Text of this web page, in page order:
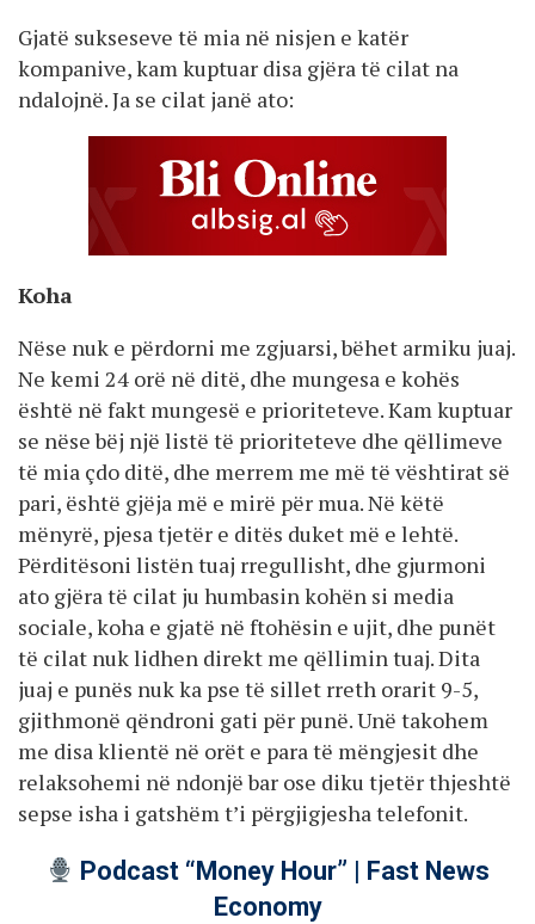
Gjatë sukseseve të mia në nisjen e katër
kompanive, kam kuptuar disa gjëra të cilat na
ndalojnë. Ja se cilat janë ato:
Koha
Nëse nuk e përdorni me zgjuarsi, bëhet armiku juaj.
Ne kemi 24 orë në ditë, dhe mungesa e kohës
është në fakt mungesë e prioriteteve. Kam kuptuar
se nëse bëj një listë të prioriteteve dhe qëllimeve
të mia çdo ditë, dhe merrem me më të vështirat së
pari, është gjëja më e mirë për mua. Në këtë
mënyrë, pjesa tjetër e ditës duket më e lehtë.
Përditësoni listën tuaj rregullisht, dhe gjurmoni
ato gjëra të cilat ju humbasin kohën si media
sociale, koha e gjatë në ftohësin e ujit, dhe punët
të cilat nuk lidhen direkt me qëllimin tuaj. Dita
juaj e punës nuk ka pse të sillet rreth orarit 9-5,
gjithmonë qëndroni gati për punë. Unë takohem
me disa klientë në orët e para të mëngjesit dhe
relaksohemi në ndonjë bar ose diku tjetër thjeshtë
sepse isha i gatshëm t’i përgjigjesha telefonit.
Podcast “Money Hour” | Fast News
Economy